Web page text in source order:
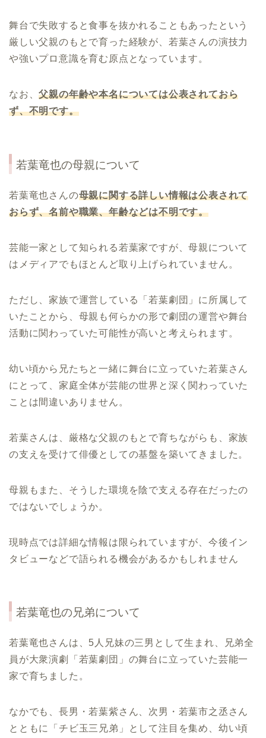
舞台で失敗すると食事を抜かれることもあったという
厳しい父親のもとで育った経験が、若葉さんの演技力
や強いプロ意識を育む原点となっています。
なお、父親の年齢や本名については公表されておら
ず、不明です。
若葉竜也の母親について
若葉竜也さんの母親に関する詳しい情報は公表されて
おらず、名前や職業、年齢などは不明です。
芸能一家として知られる若葉家ですが、母親について
はメディアでもほとんど取り上げられていません。
ただし、家族で運営している「若葉劇団」に所属して
いたことから、母親も何らかの形で劇団の運営や舞台
活動に関わっていた可能性が高いと考えられます。
幼い頃から兄たちと一緒に舞台に立っていた若葉さん
にとって、家庭全体が芸能の世界と深く関わっていた
ことは間違いありません。
若葉さんは、厳格な父親のもとで育ちながらも、家族
の支えを受けて俳優としての基盤を築いてきました。
母親もまた、そうした環境を陰で支える存在だったの
ではないでしょうか。
現時点では詳細な情報は限られていますが、今後イン
タビューなどで語られる機会があるかもしれません
若葉竜也の兄弟について
若葉竜也さんは、5人兄妹の三男として生まれ、兄弟全
員が大衆演劇「若葉劇団」の舞台に立っていた芸能一
家で育ちました。
なかでも、長男・若葉紫さん、次男・若葉市之丞さん
とともに「チビ玉三兄弟」として注目を集め、幼い頃